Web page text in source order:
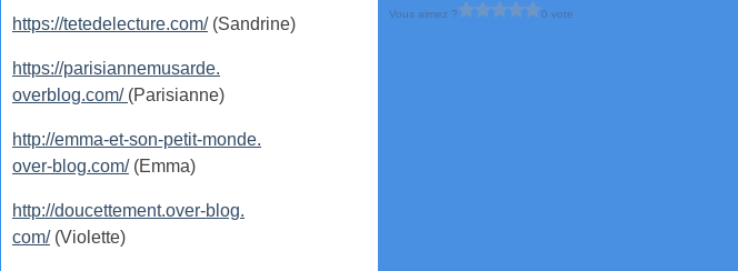
https://tetedelecture.com/(Sandrine)
https://parisiannemusarde.
overblog.com/ (Parisianne)
http://emma-et-son-petit-monde.
over-blog.com/(Emma)
http://doucettement.over-blog.
com/(Violette)
Vous aimez ? 0 vote